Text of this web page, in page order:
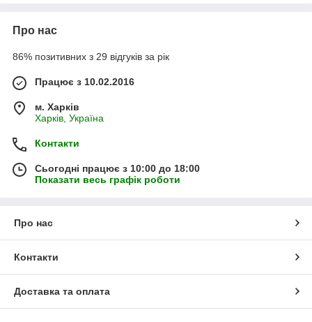
Про нас
86% позитивних з 29 відгуків за рік
Працює з 10.02.2016
м. Харків
Харків, Україна
Контакти
Сьогодні працює з 10:00 до 18:00
Показати весь графік роботи
Про нас
Контакти
Доставка та оплата